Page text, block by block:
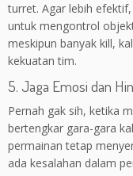
turret. Agar lebih
untuk mengontrol
meskipun banyak kill,
kekuatan tim.
5. Jaga Emosi dan
Pernah gak sih, ketika
bertengkar gara-gara
permainan tetap
ada kesalahan dalam